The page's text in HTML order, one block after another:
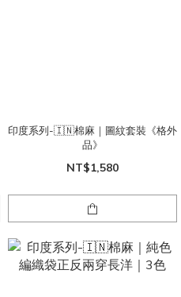
印度系列-🇮🇳棉麻｜圖紋套裝《格外
品》
NT$1,580